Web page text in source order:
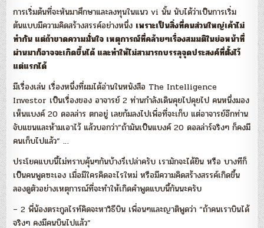
การเริ่มต้นที่จะหันมาศึกษาและลงทุนในแนว vi นั้น นับได้ว่าเป็นการเริ่ม
ต้นแบบมีความคิดสร้างสรรค์อย่างหนึ่ง เพราะเป็นสิ่งที่คนส่วนใหญ่เค้าไม่
ทำกัน แต่ถ้าขาดความมั่นใจ เหตุการณ์ที่คล้ายๆเรื่องสมมติในย่อหน้าที่
ผ่านมาก็อาจจะเกิดขึ้นได้ และทำให้ไม่สามารถบรรลุจุดประสงค์ที่ตั้งไว้
แต่แรกได้
มีเรื่องเล่น เรื่องหนึ่งที่ผมได้อ่านในหนังสือ The Intelligence
Investor เป็นเรื่องของ อาจารย์ 2 ท่านกำลังเดินคุยไปคุยไป คนหนึ่งมอง
เห็นแบงค์ 20 ดอลล่าร ตกอยู่ เลยก้มลงไปเพื่อที่จะเก็บ แต่อาจารย์อีกท่าน
จับแขนและห้ามเอาไว้ แล้วบอกว่า”ถ้ามันเป็นแบงค์ 20 ดอลล่าร์จริงๆ ก็คงมี
คนเก็บไปแล้ว” …
ประโยคแบบนี้ไม่ทราบคุ้นๆกันบ้างรึเปล่าครับ เรามักจะได้ยิน หรือ บางทีก็
เป็นคนพูดซะเอง เมื่อมีใครคิดอะไรใหม่ หรือมีความคิดสร้างสรรค์เกิดขึ้น
ลองดูตัวอย่างเหตุการณ์ที่จะทำให้เกิดคำพูดแบบนี้กันนะครับ
– 2 พี่น้องตระกูลไรท์คิดจะหาวิธีบิน เพื่อนๆและญาติพูดว่า “ถ้าคนเราบินได้
จริงๆ คงมีคนบินไปแล้ว”